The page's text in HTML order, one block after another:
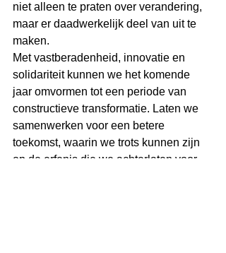
niet alleen te praten over verandering,
maar er daadwerkelijk deel van uit te
maken.
Met vastberadenheid, innovatie en
solidariteit kunnen we het komende
jaar omvormen tot een periode van
constructieve transformatie. Laten we
samenwerken voor een betere
toekomst, waarin we trots kunnen zijn
op de erfenis die we achterlaten voor